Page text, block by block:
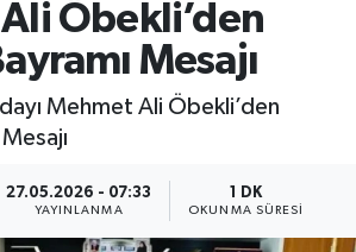
Öbekli’den
Mesajı
Mehmet Ali Öbekli’den
27.05.2026 - 07:33
YAYINLANMA
1 DK
OKUNMA SÜRESI